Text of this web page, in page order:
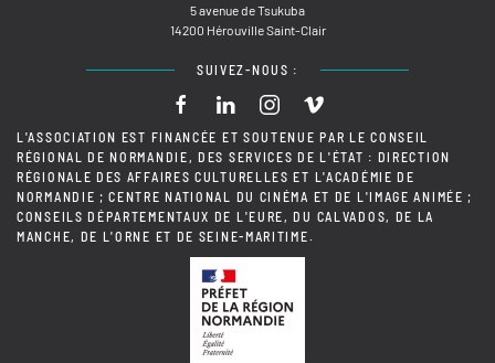
5 avenue de Tsukuba
14200 Hérouville Saint-Clair
SUIVEZ-NOUS :
L'ASSOCIATION EST FINANCÉE ET SOUTENUE PAR LE CONSEIL
RÉGIONAL DE NORMANDIE, DES SERVICES DE L'ÉTAT : DIRECTION
RÉGIONALE DES AFFAIRES CULTURELLES ET L'ACADÉMIE DE
NORMANDIE ; CENTRE NATIONAL DU CINÉMA ET DE L'IMAGE ANIMÉE ;
CONSEILS DÉPARTEMENTAUX DE L'EURE, DU CALVADOS, DE LA
MANCHE, DE L'ORNE ET DE SEINE-MARITIME.